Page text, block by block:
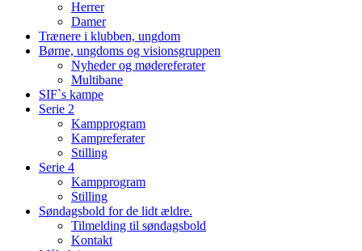
Herrer
Damer
Trænere i klubben, ungdom
Børne, ungdoms og visionsgruppen
Nyheder og mødereferater
Multibane
SIF`s kampe
Serie 2
Kampprogram
Kampreferater
Stilling
Serie 4
Kampprogram
Stilling
Søndagsbold for de lidt ældre.
Tilmelding til søndagsbold
Kontakt